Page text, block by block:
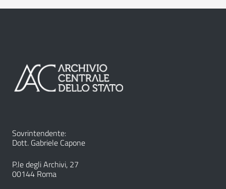
Sovrintendente:
Dott. Gabriele Capone
P.le degli Archivi, 27
00144 Roma